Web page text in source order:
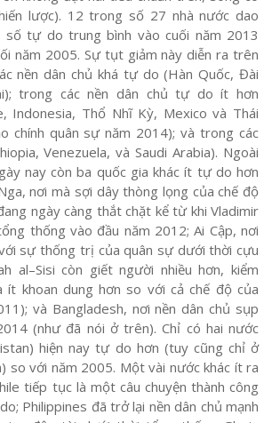
lược). 12 trong số 27 nhà nước dao
số tự do trung bình vào cuối năm 2013
năm 2005. Sự tụt giảm này diễn ra trên
nền dân chủ khá tự do (Hàn Quốc, Đài
trong các nền dân chủ tự do ít hơn
Indonesia, Thổ Nhĩ Kỳ, Mexico và Thái
chính quân sự năm 2014); và trong các
Venezuela, và Saudi Arabia). Ngoài
nay còn ba quốc gia khác ít tự do hơn
nơi mà sợi dây thòng lọng của chế độ
ngày càng thắt chặt kể từ khi Vladimir
thống vào đầu năm 2012; Ai Cập, nơi
sự thống trị của quân sự dưới thời cựu
al–Sisi còn giết người nhiều hơn, kiểm
ít khoan dung hơn so với cả chế độ của
và Bangladesh, nơi nền dân chủ sụp
(như đã nói ở trên). Chỉ có hai nước
hiện nay tự do hơn (tuy cũng chỉ ở
so với năm 2005. Một vài nước khác ít ra
tiếp tục là một câu chuyện thành công
Philippines đã trở lại nền dân chủ mạnh